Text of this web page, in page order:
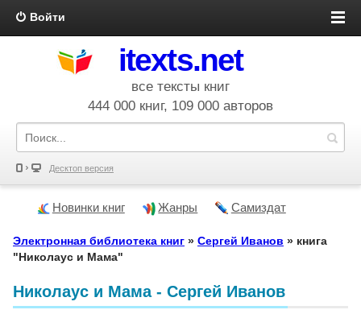
Войти
itexts.net
все тексты книг
444 000 книг, 109 000 авторов
Десктоп версия
Новинки книг Жанры Самиздат
Электронная библиотека книг » Сергей Иванов » книга
"Николаус и Мама"
Николаус и Мама - Сергей Иванов